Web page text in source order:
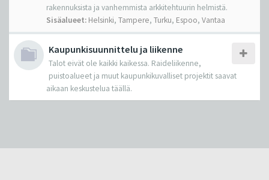
rakennuksista ja vanhemmista arkkitehtuurin helmistä.
Sisäalueet: Helsinki, Tampere, Turku, Espoo, Vantaa
Kaupunkisuunnittelu ja liikenne
Talot eivät ole kaikki kaikessa. Raideliikenne,
puistoalueet ja muut kaupunkikuvalliset projektit saavat
aikaan keskustelua täällä.